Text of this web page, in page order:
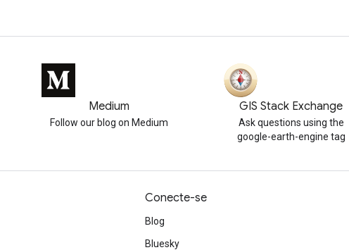
Medium
Follow our blog on Medium
GIS Stack Exchange
Ask questions using the
google-earth-engine tag
Conecte-se
Blog
Bluesky